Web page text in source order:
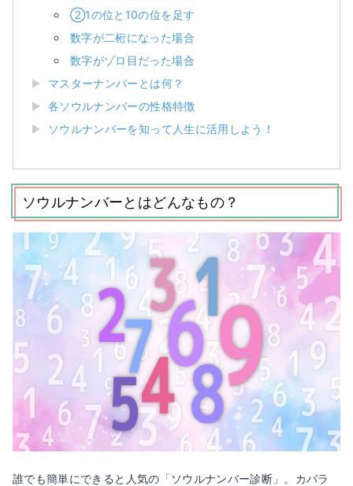
②1の位と10の位を足す
数字が二桁になった場合
数字がゾロ目だった場合
マスターナンバーとは何？
各ソウルナンバーの性格特徴
ソウルナンバーを知って人生に活用しよう！
ソウルナンバーとはどんなもの？
誰でも簡単にできると人気の「ソウルナンバー診断」。カバラ